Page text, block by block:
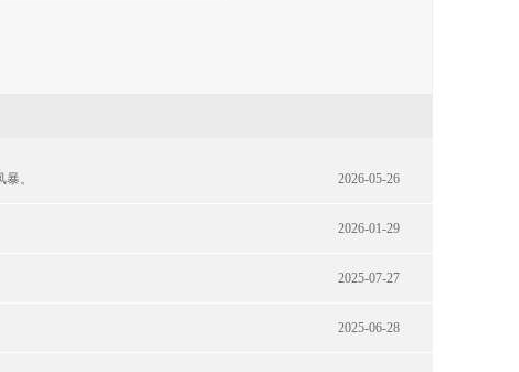
。​ 2026-05-26
2026-01-29
2025-07-27
2025-06-28